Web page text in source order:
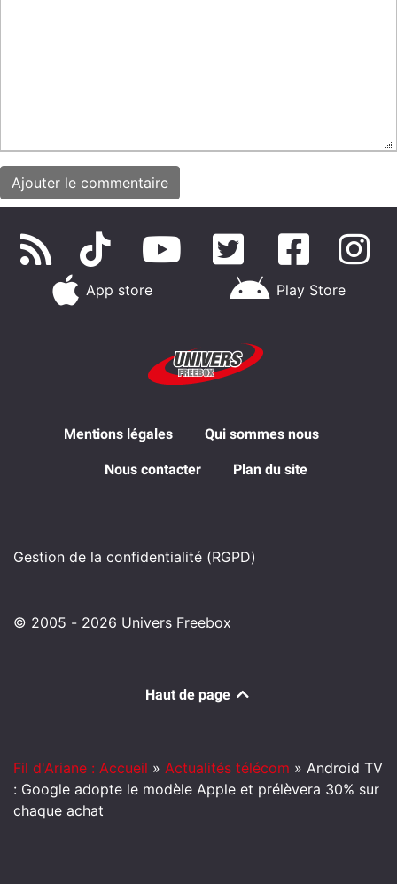
App store Play Store
Mentions légales Qui sommes nous
Nous contacter Plan du site
Gestion de la confidentialité (RGPD)
© 2005 - 2026 Univers Freebox
Haut de page
Fil d'Ariane : Accueil » Actualités télécom » Android TV
: Google adopte le modèle Apple et prélèvera 30% sur
chaque achat